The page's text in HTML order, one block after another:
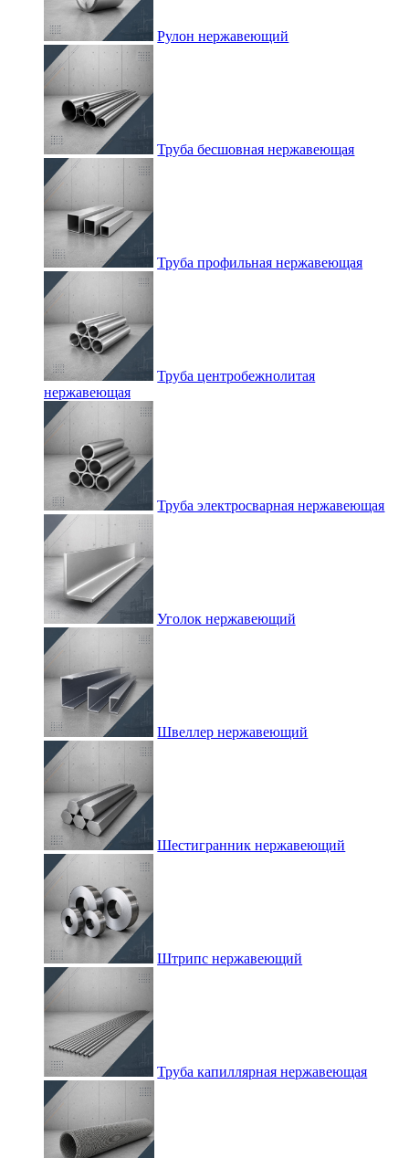
Рулон нержавеющий
Труба бесшовная нержавеющая
Труба профильная нержавеющая
Труба центробежнолитая
нержавеющая
Труба электросварная нержавеющая
Уголок нержавеющий
Швеллер нержавеющий
Шестигранник нержавеющий
Штрипс нержавеющий
Труба капиллярная нержавеющая